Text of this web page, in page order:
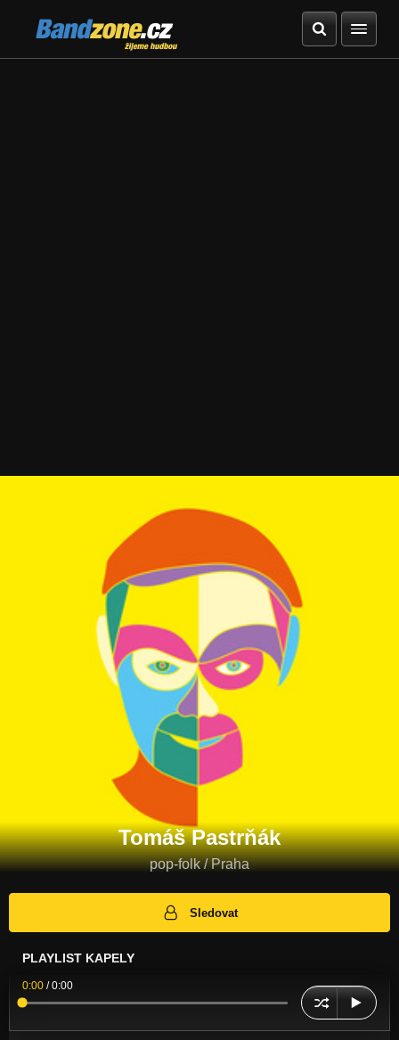
Bandzone.cz
žijeme hudbou
Tomáš Pastrňák
pop-folk / Praha
Sledovat
PLAYLIST KAPELY
0:00 /0:00